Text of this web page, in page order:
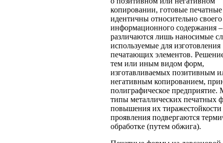
копировании, готовые
идентичны относительно своего
информационного содержания –
различаются лишь наносимые
используемые для изготовления
печатающих элементов.
тем или иным видом форм,
изготавливаемых позитивным
негативным копированием,
полиграфическое предприятие.
типы металлических печатных
повышения их тиражестойкости
проявления подвергаются
обработке (путем обжига).